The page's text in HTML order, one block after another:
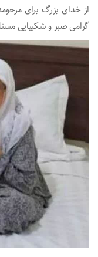
از خدای بزرگ برای
گرامی صبر و شکیبایی